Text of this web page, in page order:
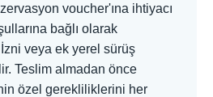
voucher'ına ihtiyacı
bağlı olarak
veya ek yerel sürüş
Teslim almadan önce
özel gerekliliklerini her